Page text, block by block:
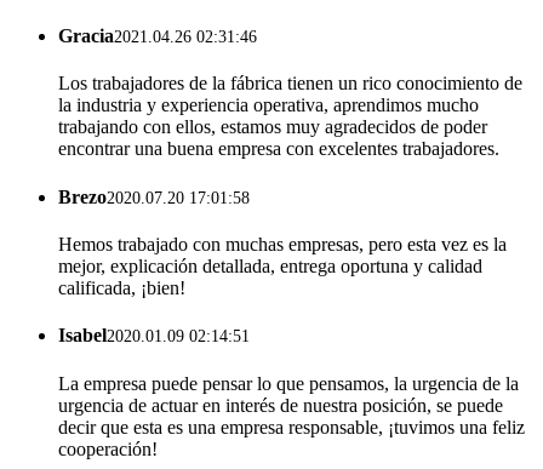
Gracia2021.04.26 02:31:46
Los trabajadores de la fábrica tienen un rico conocimiento de
la industria y experiencia operativa, aprendimos mucho
trabajando con ellos, estamos muy agradecidos de poder
encontrar una buena empresa con excelentes trabajadores.
Brezo2020.07.20 17:01:58
Hemos trabajado con muchas empresas, pero esta vez es la
mejor, explicación detallada, entrega oportuna y calidad
calificada, ¡bien!
Isabel2020.01.09 02:14:51
La empresa puede pensar lo que pensamos, la urgencia de la
urgencia de actuar en interés de nuestra posición, se puede
decir que esta es una empresa responsable, ¡tuvimos una feliz
cooperación!